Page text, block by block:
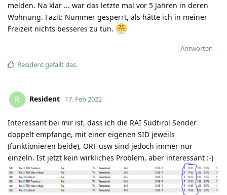
melden. Na klar ... war das letzte mal vor 5 Jahren in deren
Wohnung. Fazit: Nummer gesperrt, als hätte ich in meiner
Freizeit nichts besseres zu tun.
Antworten
Residentgefällt das.
R Resident 17. Feb 2022
Interessant bei mir ist, dass ich die RAI Südtirol Sender
doppelt empfange, mit einer eigenen SID jeweils
(funktionieren beide), ORF usw sind jedoch immer nur
einzeln. Ist jetzt kein wirkliches Problem, aber interessant :-)